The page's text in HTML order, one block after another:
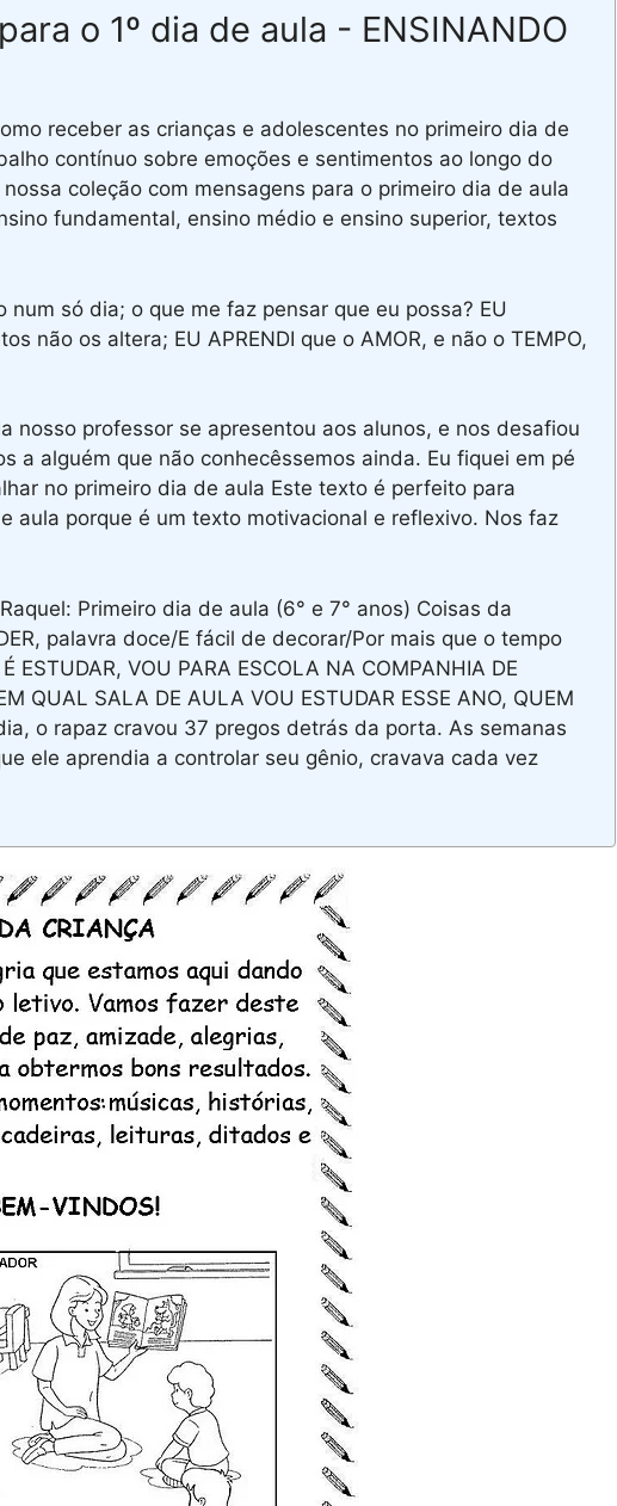
o 1º dia de aula - ENSINANDO
receber as crianças e adolescentes no primeiro dia de
contínuo sobre emoções e sentimentos ao longo do
coleção com mensagens para o primeiro dia de aula
fundamental, ensino médio e ensino superior, textos
num só dia; o que me faz pensar que eu possa? EU
não os altera; EU APRENDI que o AMOR, e não o TEMPO,
nosso professor se apresentou aos alunos, e nos desafiou
a alguém que não conhecêssemos ainda. Eu fiquei em pé
no primeiro dia de aula Este texto é perfeito para
aula porque é um texto motivacional e reflexivo. Nos faz
Primeiro dia de aula (6° e 7° anos) Coisas da
palavra doce/E fácil de decorar/Por mais que o tempo
ESTUDAR, VOU PARA ESCOLA NA COMPANHIA DE
QUAL SALA DE AULA VOU ESTUDAR ESSE ANO, QUEM
o rapaz cravou 37 pregos detrás da porta. As semanas
ele aprendia a controlar seu gênio, cravava cada vez